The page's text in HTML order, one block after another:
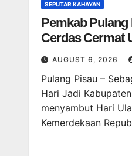
SEPUTAR KAHAYAN
Pemkab
Cerdas Cermat
AUGUST 6, 2026
Pulang Pisau –
Hari Jadi
menyambut Hari
Kemerdekaan